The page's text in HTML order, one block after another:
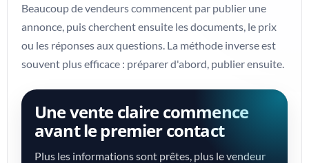
Beaucoup de vendeurs commencent par publier une
annonce, puis cherchent ensuite les documents, le prix
ou les réponses aux questions. La méthode inverse est
souvent plus efficace : préparer d'abord, publier ensuite.
Une vente claire commence
avant le premier contact
Plus les informations sont prêtes, plus le vendeur